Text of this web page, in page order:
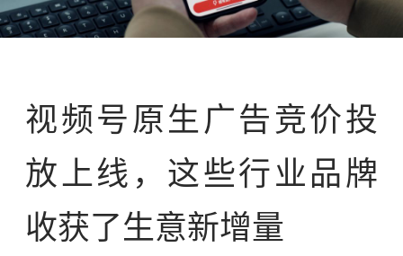
视频号原生广告竞价投
放上线，这些行业品牌
收获了生意新增量